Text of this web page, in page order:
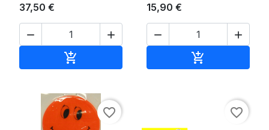
37,50 €
 

15,90 €
 

favorite_border favorite_border